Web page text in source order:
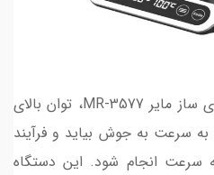
یکی از ویژگی‌های برجسته چای ساز مایر MR-3577، توان بالای
سرعت به جوش بیاید و فرآیند
انجام شود. این دستگاه